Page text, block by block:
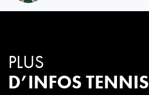
PLUS
D’INFOS TENNIS